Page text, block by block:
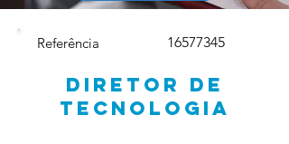
Referência 16577345
DIRETOR DE
TECNOLOGIA